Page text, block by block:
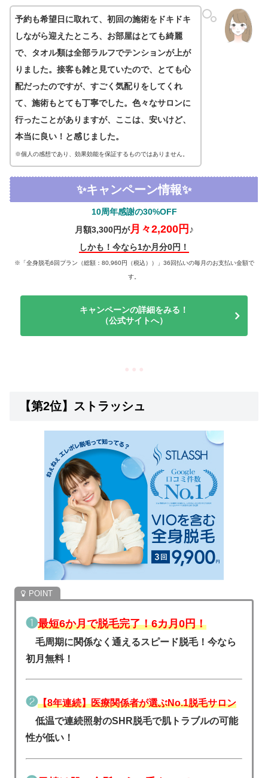
予約も希望日に取れて、初回の施術をドキドキ
しながら迎えたところ、お部屋はとても綺麗
で、タオル類は全部ラルフでテンションが上が
りました。接客も雑と見ていたので、とても心
配だったのですが、すごく気配りをしてくれ
て、施術もとても丁寧でした。色々なサロンに
行ったことがありますが、ここは、安いけど、
本当に良い！と感じました。
※個人の感想であり、効果効能を保証するものではありません。
✨キャンペーン情報✨
10周年感謝の30%OFF
月額3,300円が月々2,200円 ♪
しかも！今なら1か月分0円！
※「全身脱毛6回プラン（総額：80,960円（税込））」36回払いの毎月のお支払い金額で
す。
キャンペーンの詳細をみる！
（公式サイトへ）
● ● ●
【第2位】ストラッシュ
❶最短6か月で脱毛完了！6カ月0円！
毛周期に関係なく通えるスピード脱毛！今なら
初月無料！
❷【8年連続】医療関係者が選ぶNo.1脱毛サロン
低温で連続照射のSHR脱毛で肌トラブルの可能
性が低い！